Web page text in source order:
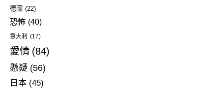
德國 (22)
恐怖 (40)
意大利 (17)
愛情 (84)
懸疑 (56)
日本 (45)